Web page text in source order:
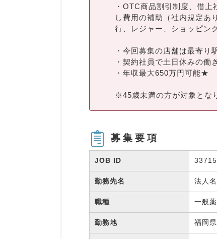
・OTC商品割引制度、借
し費用の補助（社内規定あ
行、レジャー、ショッピン
・今回募集の店舗は最寄
・契約社員で土日休みの働
・年収最大650万円可能★
※45歳未満の方が対象とな
募集要項
JOB ID
勤務先名 法人
職種 一般
勤務地 福岡